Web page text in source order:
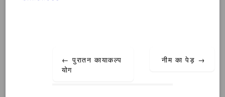
navigation
← पुरातन कायाकल्प
योग
नीम का पेड़ →